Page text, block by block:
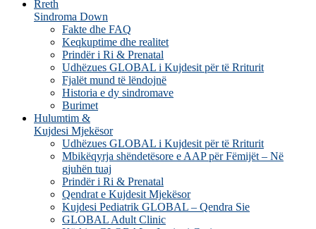
Rreth
Sindroma Down
Fakte dhe FAQ
Keqkuptime dhe realitet
Prindër i Ri & Prenatal
Udhëzues GLOBAL i Kujdesit për të Rriturit
Fjalët mund të lëndojnë
Historia e dy sindromave
Burimet
Hulumtim &
Kujdesi Mjekësor
Udhëzues GLOBAL i Kujdesit për të Rriturit
Mbikëqyrja shëndetësore e AAP për Fëmijët – Në
gjuhën tuaj
Prindër i Ri & Prenatal
Qendrat e Kujdesit Mjekësor
Kujdesi Pediatrik GLOBAL – Qendra Sie
GLOBAL Adult Clinic